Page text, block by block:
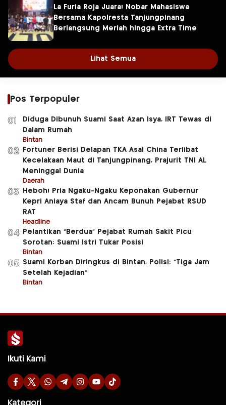
La Furia Roja Juara! Nobar Mahasiswa
Bersama Kapolresta Tanjungpinang
Berlangsung Meriah hingga Extra Time
Lihat Semua
Pos Terpopuler
01
Diduga Dibunuh Suami Saat Azan Isya, IRT Tewas di
Dalam Rumah
Bintan
02
Fortuner Berisi Delapan TKA Asal China Terlibat
Kecelakaan Maut di Tanjungpinang, Prajurit TNI AL
Meninggal Dunia
Daerah
03
Heboh! Pria Ngaku-Ngaku Keponakan Gubernur
Kepri Aniaya Staf dan Ancam Bunuh Pejabat RSUD
RAT
Headline
04
Pelantikan “Berdua” Pejabat Rumah Sakit Picu
Sorotan: Suami Istri Tukar Posisi
Bintan
05 Suami Korban Diringkus di Bintan, Polisi: “Tiga Jam
Setelah Kejadian”
Bintan
Ikuti Kami
Kategori